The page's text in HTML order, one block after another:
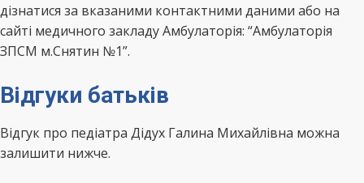
дізнатися за вказаними контактними даними або на
сайті медичного закладу Амбулаторія: “Амбулаторія
ЗПСМ м.Снятин №1”.
Відгуки батьків
Відгук про педіатра Дідух Галина Михайлівна можна
залишити нижче.